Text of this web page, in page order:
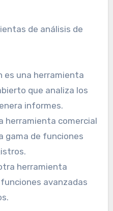
de análisis de
es una herramienta
que analiza los
informes.
herramienta comercial
gama de funciones
herramienta
avanzadas